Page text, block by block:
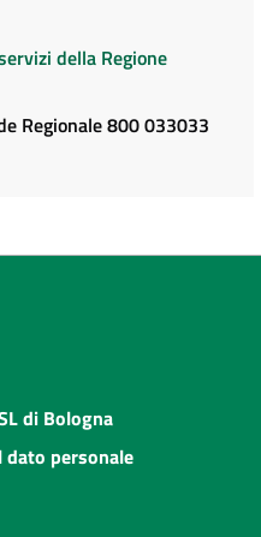
della Regione
Regionale 800 033033
di Bologna
dato personale